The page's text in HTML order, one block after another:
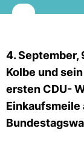
4. September,
Kolbe und
ersten CDU-
Einkaufsmeile